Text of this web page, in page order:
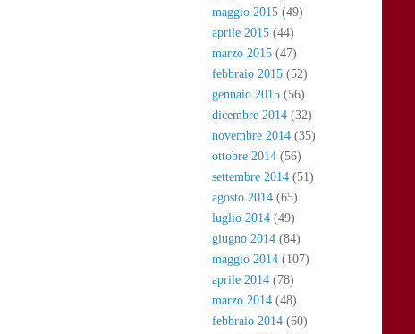
maggio 2015 (49)
aprile 2015 (44)
marzo 2015 (47)
febbraio 2015 (52)
gennaio 2015 (56)
dicembre 2014 (32)
novembre 2014 (35)
ottobre 2014 (56)
settembre 2014 (51)
agosto 2014 (65)
luglio 2014 (49)
giugno 2014 (84)
maggio 2014 (107)
aprile 2014 (78)
marzo 2014 (48)
febbraio 2014 (60)